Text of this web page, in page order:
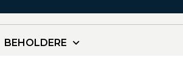
BEHOLDERE